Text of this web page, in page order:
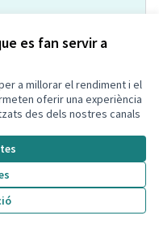
es fan servir a
a millorar el rendiment i el
oferir una experiència
des dels nostres canals